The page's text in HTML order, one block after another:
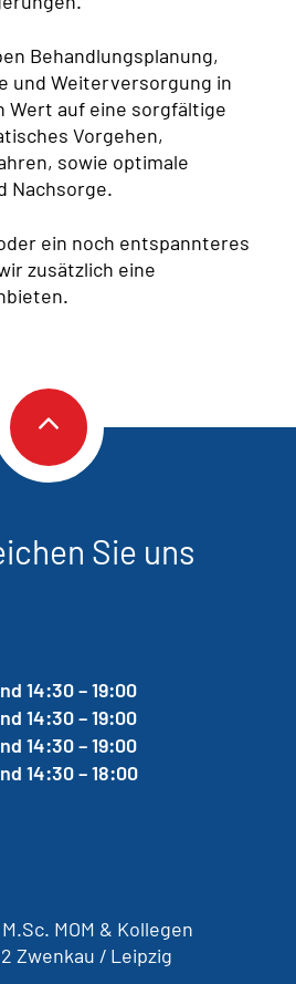
Behandlungsplanung,
und Weiterversorgung in
Wert auf eine sorgfältige
Vorgehen,
sowie optimale
Nachsorge.
ein noch entspannteres
zusätzlich eine
Sie uns
14:30 – 19:00
14:30 – 19:00
14:30 – 19:00
14:30 – 18:00
MOM & Kollegen
Zwenkau / Leipzig